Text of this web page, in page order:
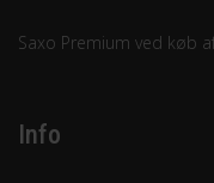
Saxo Premium ved køb
Info